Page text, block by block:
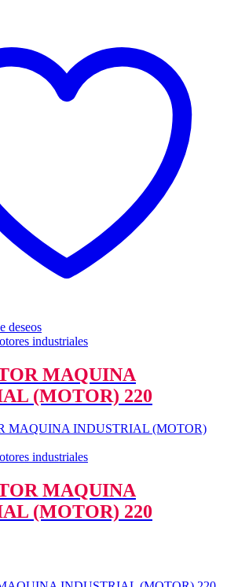
deseos
industriales
MAQUINA
(MOTOR) 220
industriales
MAQUINA
(MOTOR) 220